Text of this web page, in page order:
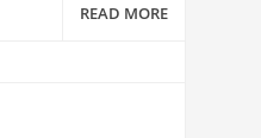
READ MORE